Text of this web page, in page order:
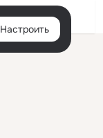
Настроить